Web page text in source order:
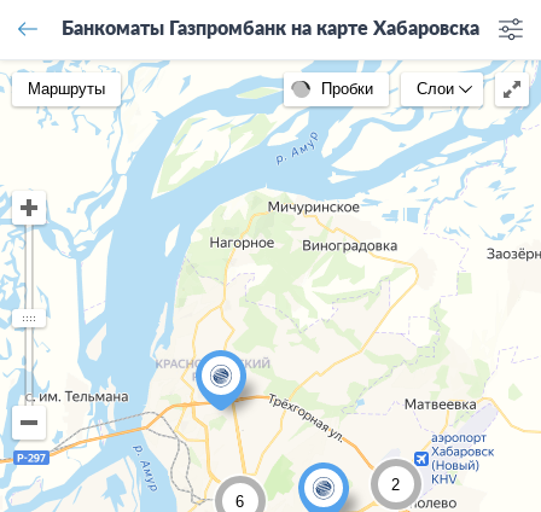
Банкоматы Газпромбанк на карте Хабаровска
Маршруты Пробки Слои
6
2